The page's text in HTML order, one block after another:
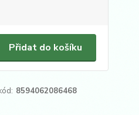
Přidat do košíku
8594062086468